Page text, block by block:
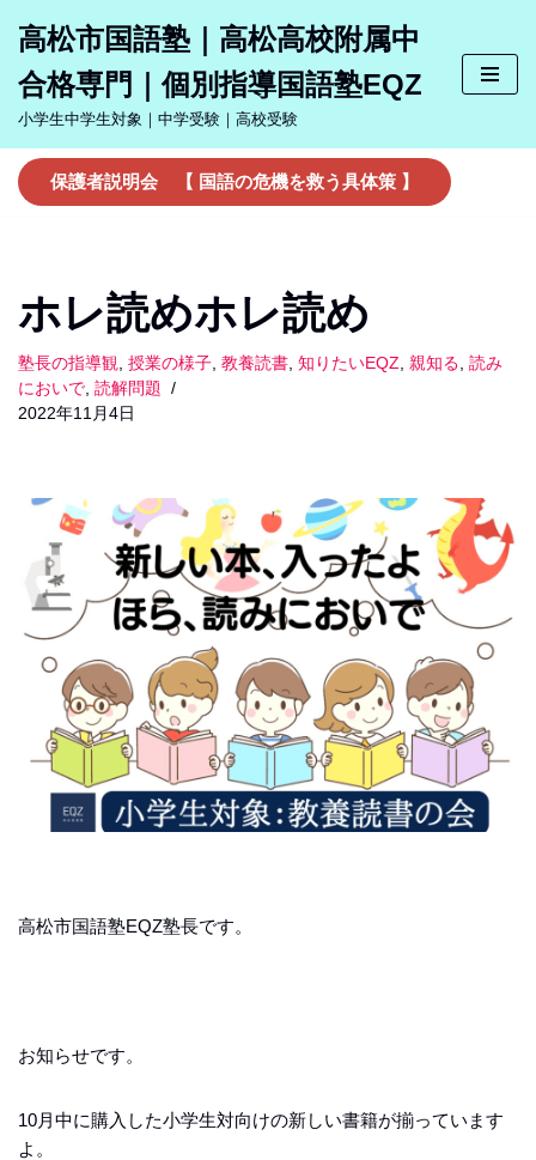
ン
テ
ン
ツ
へ
プ
高松市国語塾｜高松高校附属中
合格専門｜個別指導国語塾EQZ
小学生中学生対象｜中学受験｜高校受験
保護者説明会 【 国語の危機を救う具体策 】
ホレ読めホレ読め
塾長の指導観, 授業の様子, 教養読書, 知りたいEQZ, 親知る, 読み
においで, 読解問題
2022年11月4日
高松市国語塾EQZ塾長です。
お知らせです。
10月中に購入した小学生対向けの新しい書籍が揃っています
よ。